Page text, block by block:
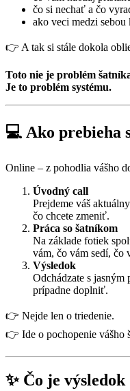
čo si nechať a čo
ako veci medzi
👉 A tak si stále dokola
Toto nie je problém
Je to problém systému.
💻 Ako prebieha
Online – z pohodlia vášho
Úvodný call
Prejdeme váš
čo chcete zmeniť.
Práca so šatníkom
Na základe fotiek
vám, čo vám sedí, čo
Výsledok
Odchádzate s
prípadne doplniť.
👉 Nejde len o triedenie.
👉 Ide o pochopenie vášho
✨ Čo je výsledok